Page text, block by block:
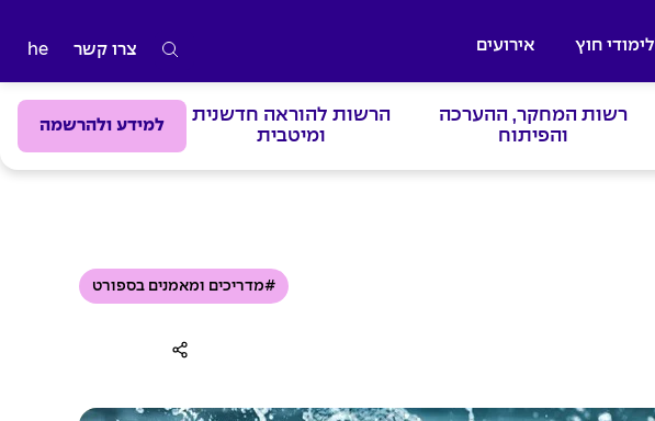
חוץ
אירועים
ל
ד
י
ם
ח
צרו קשר he
רשות המחקר, ההערכה
והפיתוח
הרשות להוראה חדשנית
ומיטבית
למידע ולהרשמה
#מדריכים ומאמנים בספורט